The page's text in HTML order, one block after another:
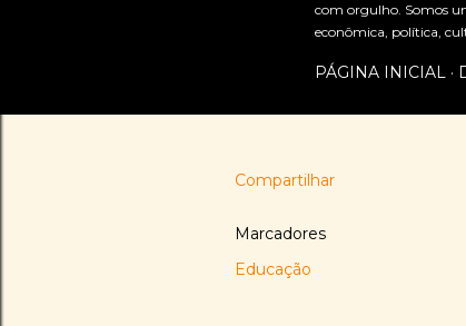
com orgulho. Somos
econômica, política,
PÁGINA INICIAL
Compartilhar
Marcadores
Educação